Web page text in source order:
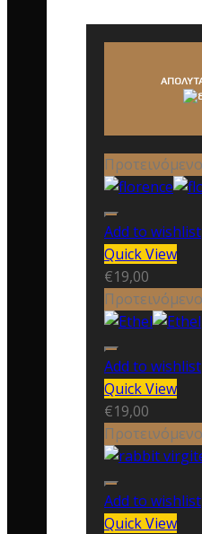
Προτεινόμενο
Add to wishlist
Quick View
€19,00
Προτεινόμενο
Add to wishlist
Quick View
€19,00
Προτεινόμενο
Add to wishlist
Quick View